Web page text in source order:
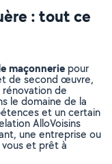
: tout ce
maçonnerie pour
de second œuvre,
de
le domaine de la
et un certain
AlloVoisins
une entreprise ou
et prêt à